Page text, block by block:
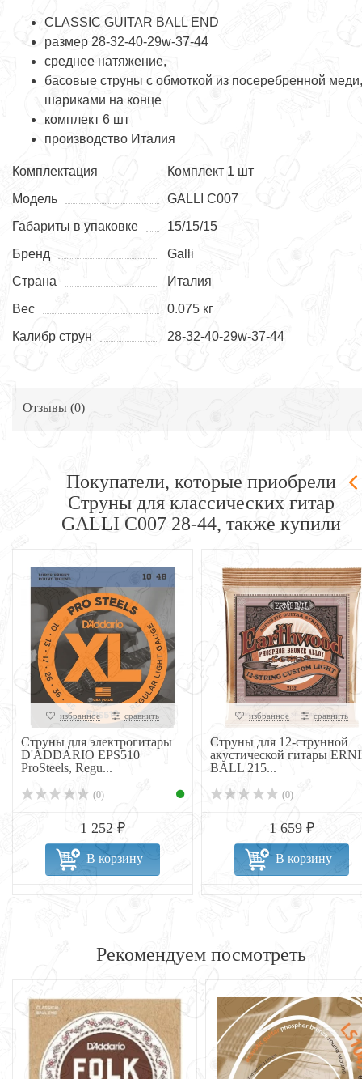
CLASSIC GUITAR BALL END
размер 28-32-40-29w-37-44
среднее натяжение,
басовые струны с обмоткой из посеребренной
шариками на конце
комплект 6 шт
производство Италия
Комплектация
Комплект 1 шт
Модель
GALLI C007
Габариты в упаковке
15/15/15
Бренд
Galli
Страна
Италия
Вес
0.075 кг
Калибр струн
28-32-40-29w-37-44
Отзывы (0)
Покупатели, которые приобрели
Струны для классических гитар
GALLI C007 28-44, также купили
сравнить избранное сравнить
Струны для 12-струнной
акустической гитары ERNIE
для
Рекомендуем посмотреть